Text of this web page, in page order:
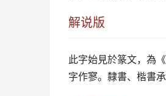
解说版
此字始見於篆文，為
字作寥。隸書、楷書